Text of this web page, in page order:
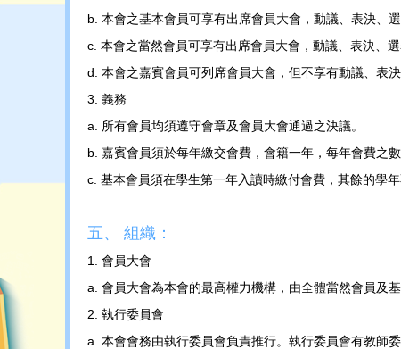
b. 本會之基本會員可享有出席會員大會，動議、表決、選
c. 本會之當然會員可享有出席會員大會，動議、表決、
d. 本會之嘉賓會員可列席會員大會，但不享有動議、表決
3. 義務
a. 所有會員均須遵守會章及會員大會通過之決議。
b. 嘉賓會員須於每年繳交會費，會籍一年，每年會費之
c. 基本會員須在學生第一年入讀時繳付會費，其餘的學
五、 組織：
1. 會員大會
a. 會員大會為本會的最高權力機構，由全體當然會員及基
2. 執行委員會
a. 本會會務由執行委員會負責推行。執行委員會有教師